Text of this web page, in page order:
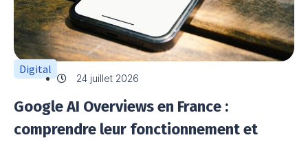
Digital
24 juillet 2026
Google AI Overviews en France :
comprendre leur fonctionnement et